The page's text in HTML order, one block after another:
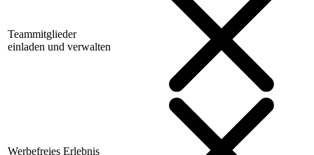
Teammitglieder
einladen und verwalten
Werbefreies Erlebnis